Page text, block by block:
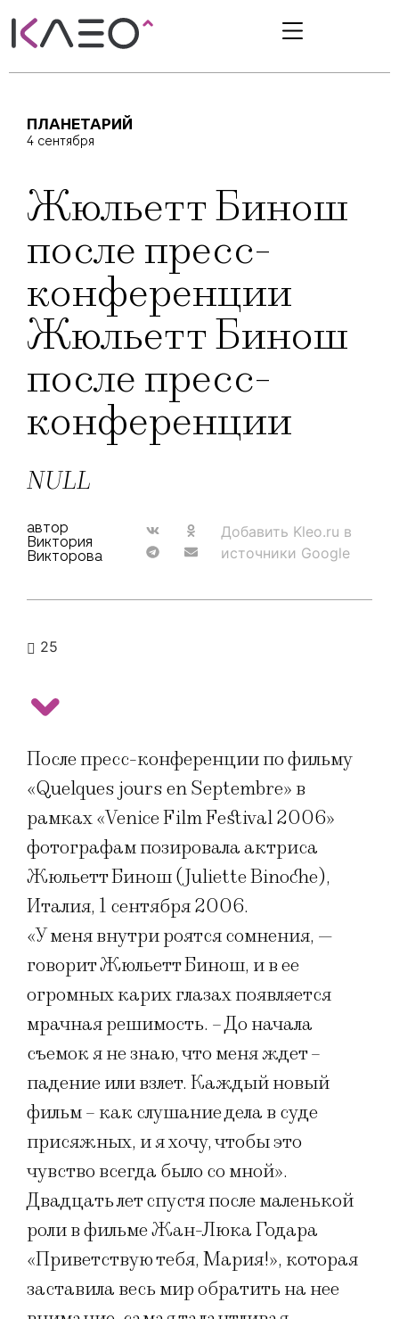
ПЛАНЕТАРИЙ
4 сентября
Жюльетт Бинош
после пресс-
конференции
Жюльетт Бинош
после пресс-
конференции
NULL
автор
Виктория
Викторова
Добавить Kleo.ru в
источники Google
25
После пресс-конференции по фильму
«Quelques jours en Septembre» в
рамках «Venice Film Festival 2006»
фотографам позировала актриса
Жюльетт Бинош (Juliette Binoche),
Италия, 1 сентября 2006.
«У меня внутри роятся сомнения, —
говорит Жюльетт Бинош, и в ее
огромных карих глазах появляется
мрачная решимость. – До начала
съемок я не знаю, что меня ждет –
падение или взлет. Каждый новый
фильм – как слушание дела в суде
присяжных, и я хочу, чтобы это
чувство всегда было со мной».
Двадцать лет спустя после маленькой
роли в фильме Жан-Люка Годара
«Приветствую тебя, Мария!», которая
заставила весь мир обратить на нее